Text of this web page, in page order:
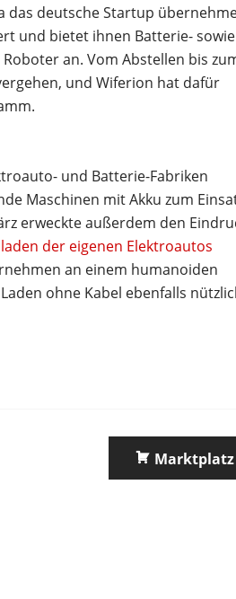
das deutsche Startup
und bietet ihnen Batterie- sowie
an. Vom Abstellen bis
und Wiferion hat dafür
und Batterie-Fabriken
Maschinen mit Akku zum
erweckte außerdem den
der eigenen Elektroautos
an einem humanoiden
ohne Kabel ebenfalls
Marktplatz